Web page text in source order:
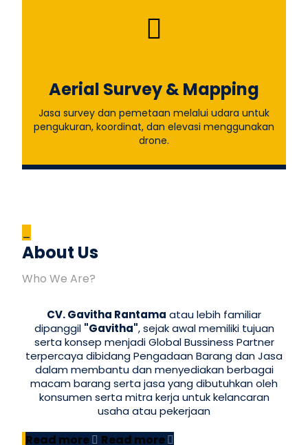
Aerial Survey & Mapping
Jasa survey dan pemetaan melalui udara untuk
pengukuran, koordinat, dan elevasi menggunakan
drone.
About Us
Who We Are?
CV. Gavitha Rantama atau lebih familiar
dipanggil "Gavitha", sejak awal memiliki tujuan
serta konsep menjadi Global Bussiness Partner
terpercaya dibidang Pengadaan Barang dan Jasa
dalam membantu dan menyediakan berbagai
macam barang serta jasa yang dibutuhkan oleh
konsumen serta mitra kerja untuk kelancaran
usaha atau pekerjaan
Read more Read more